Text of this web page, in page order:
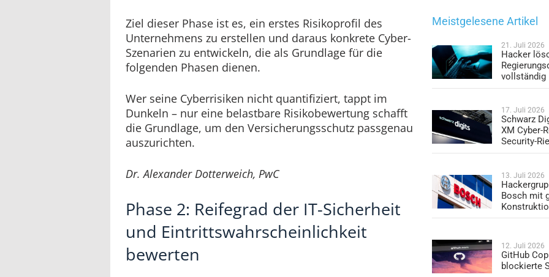
Ziel dieser Phase ist es, ein erstes Risikoprofil des
Unternehmens zu erstellen und daraus konkrete Cyber-
Szenarien zu entwickeln, die als Grundlage für die
folgenden Phasen dienen.
Wer seine Cyberrisiken nicht quantifiziert, tappt im
Dunkeln – nur eine belastbare Risikobewertung schafft
die Grundlage, um den Versicherungsschutz passgenau
auszurichten.
Dr. Alexander Dotterweich, PwC
Phase 2: Reifegrad der IT-Sicherheit
und Eintrittswahrscheinlichkeit
bewerten
Meistgelesene Artikel
21. Juli 2026
Hacker
vollständig
17. Juli 2026
Schwarz
XM Cyber-
Security-
13. Juli 2026
Bosch mit
12. Juli 2026
GitHub
blockierte